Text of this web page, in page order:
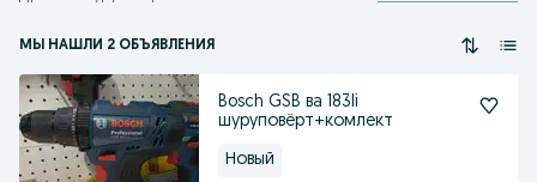
МЫ НАШЛИ 2 ОБЪЯВЛЕНИЯ
Bosch GSB ва 183li
шуруповёрт+комлект
Новый